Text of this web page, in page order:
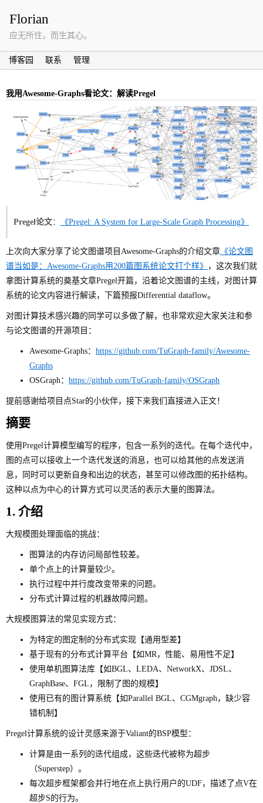
Florian
应无所住，而生其心。
博客园 联系 管理
我用Awesome-Graphs看论文：解读Pregel
Pregel论文： 《Pregel: A System for Large-Scale Graph Processing》
上次向大家分享了论文图谱项目Awesome-Graphs的介绍文章 《论文图
谱当如是：Awesome-Graphs用200篇图系统论文打个样》 ，这次我们就
拿图计算系统的奠基文章Pregel开篇，沿着论文图谱的主线，对图计算
系统的论文内容进行解读，下篇预报Differential dataflow。
对图计算技术感兴趣的同学可以多做了解，也非常欢迎大家关注和参
与论文图谱的开源项目：
Awesome-Graphs： https://github.com/TuGraph-family/Awesome-
Graphs
OSGraph： https://github.com/TuGraph-family/OSGraph
提前感谢给项目点Star的小伙伴，接下来我们直接进入正文！
摘要
使用Pregel计算模型编写的程序，包含一系列的迭代。在每个迭代中，
图的点可以接收上一个迭代发送的消息，也可以给其他的点发送消
息，同时可以更新自身和出边的状态，甚至可以修改图的拓扑结构。
这种以点为中心的计算方式可以灵活的表示大量的图算法。
1. 介绍
大规模图处理面临的挑战：
图算法的内存访问局部性较差。
单个点上的计算量较少。
执行过程中并行度改变带来的问题。
分布式计算过程的机器故障问题。
大规模图算法的常见实现方式：
为特定的图定制的分布式实现【通用型差】
基于现有的分布式计算平台【如MR，性能、易用性不足】
使用单机图算法库【如BGL、LEDA、NetworkX、JDSL、
GraphBase、FGL，限制了图的规模】
使用已有的图计算系统【如Parallel BGL、CGMgraph，缺少容
错机制】
Pregel计算系统的设计灵感来源于Valiant的BSP模型：
计算是由一系列的迭代组成，这些迭代被称为超步
（Superstep）。
每次超步框架都会并行地在点上执行用户的UDF，描述了点V在
超步S的行为。